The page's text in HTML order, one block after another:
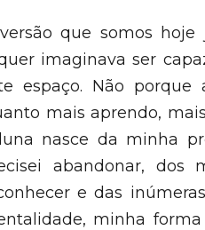
que somos hoje
imaginava ser
espaço. Não porque
mais aprendo,
nasce da minha
abandonar, dos
e das
minha